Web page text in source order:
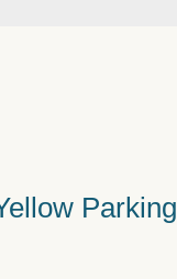
Parking